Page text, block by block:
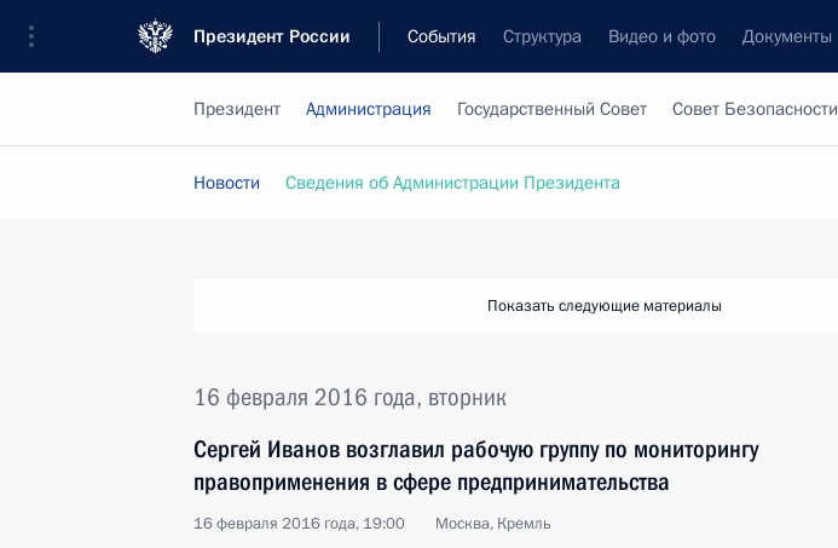
Президент России События Структура Видео и фото Документы
Президент Администрация Государственный Совет Совет Безопасности
Новости Сведения об Администрации Президента
Показать следующие материалы
16 февраля 2016 года, вторник
Сергей Иванов возглавил рабочую группу по мониторингу
правоприменения в сфере предпринимательства
16 февраля 2016 года, 19:00 Москва, Кремль